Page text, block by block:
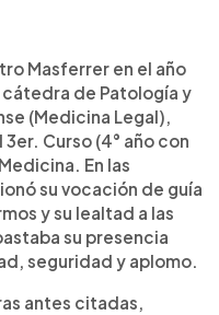
Masferrer en el año
de Patología y
(Medicina Legal),
Curso (4° año con
En las
su vocación de guía
y su lealtad a las
su presencia
seguridad y aplomo.
antes citadas,